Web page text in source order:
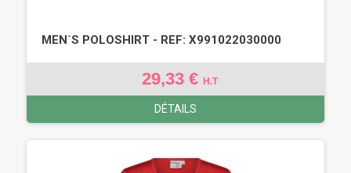
MEN`S POLOSHIRT - REF: X991022030000
29,33 € H.T
DÉTAILS